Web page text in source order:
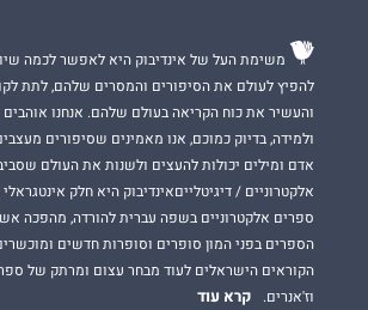
משימת העל של אינדיבוק היא לאפשר לכמה
להפיץ לעולם את הסיפורים והמסרים שלהם, לתת
והעשיר את כוח הקריאה בעולם שלהם. אנחנו
ולמידה, בדיוק כמוכם, אנו מאמינים שסיפורים
אדם ומילים יכולות להעצים ולשנות את העולם
אלקטרוניים / דיגיטלייםאינדיבוק היא חלק
ספרים אלקטרוניים בשפה עברית להורדה, מהפכה
הספרים בפני המון סופרים וסופרות חדשים
הקוראים הישראלים לעוד מבחר עצום ומרתק של
וז'אנרים.
קרא עוד